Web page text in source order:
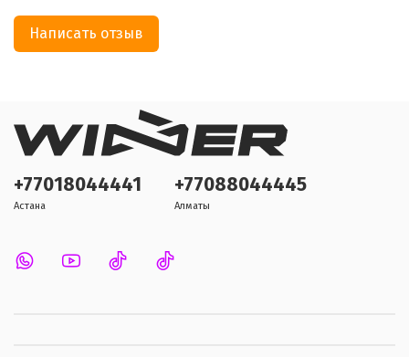
Написать отзыв
+77018044441
Астана
+77088044445
Алматы